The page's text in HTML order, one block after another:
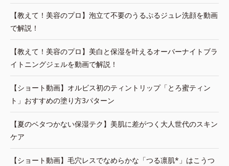
【教えて！美容のプロ】泡立て不要のうるぷるジュレ洗顔を動画
で解説！
【教えて！美容のプロ】美白と保湿を叶えるオーバーナイトブラ
イトニングジェルを動画で解説！
【ショート動画】オルビス初のティントリップ「とろ蜜ティン
ト」おすすめの塗り方3パターン
【夏のベタつかない保湿テク】美肌に差がつく大人世代のスキン
ケア
【ショート動画】毛穴レスでなめらかな「つる凛肌*」はこうつ